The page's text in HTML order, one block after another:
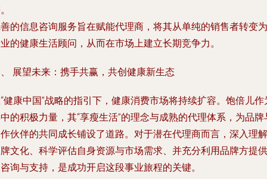
的信息咨询服务旨在赋能代理商，将其从单纯的销售者转变为
的健康生活顾问，从而在市场上建立长期竞争力。
展望未来：携手共赢，共创健康新生态
健康中国”战略的指引下，健康消费市场将持续扩容。饱倍儿作
的积极力量，其“享瘦生活”的理念与成熟的代理体系，为品牌
伙伴的共同成长铺设了道路。对于潜在代理商而言，深入理解
文化、科学评估自身资源与市场需求、并充分利用品牌方提供
询与支持，是成功开启这段事业旅程的关键。